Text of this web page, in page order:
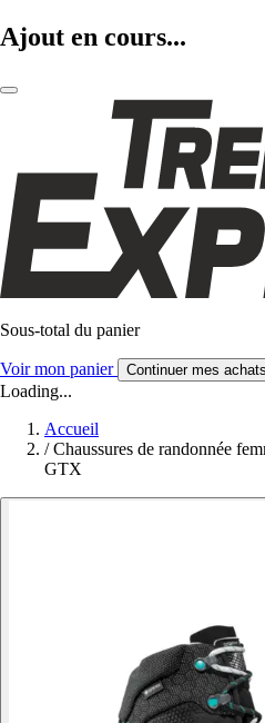
Ajout en cours...
Sous-total du panier
Voir mon panier Continuer mes achats
Loading...
Accueil
/ Chaussures de randonnée
GTX